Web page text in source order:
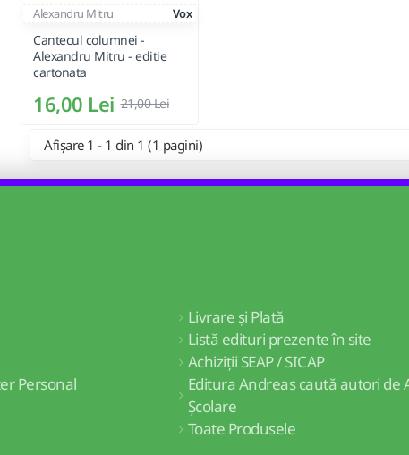
Alexandru Mitru Vox
Cantecul columnei -
Alexandru Mitru - editie
cartonata
16,00 Lei 21,00 Lei
Afișare 1 - 1 din 1 (1 pagini)
Personal
Livrare și Plată
Listă edituri prezente în site
Achiziții SEAP / SICAP
Editura Andreas caută autori de
Școlare
Toate Produsele